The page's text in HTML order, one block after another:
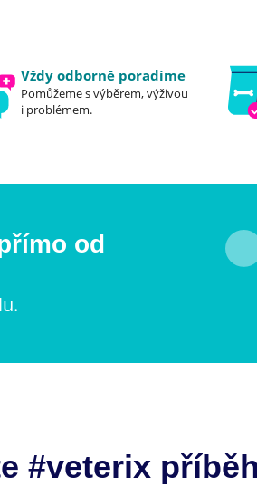
Vždy odborně poradíme
Pomůžeme s výběrem, výživou
i problémem.
od
#veterix